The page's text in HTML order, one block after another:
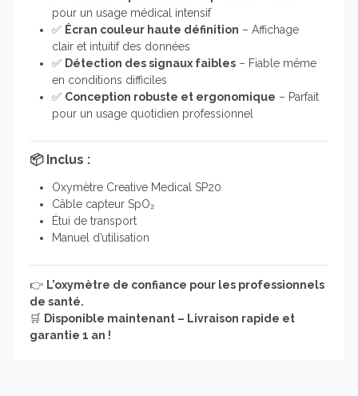
pour un usage médical intensif
✅ Écran couleur haute définition – Affichage
clair et intuitif des données
✅ Détection des signaux faibles – Fiable même
en conditions difficiles
✅ Conception robuste et ergonomique – Parfait
pour un usage quotidien professionnel
📦 Inclus :
Oxymètre Creative Medical SP20
Câble capteur SpO₂
Étui de transport
Manuel d’utilisation
👉 L’oxymètre de confiance pour les professionnels
de santé.
🛒 Disponible maintenant – Livraison rapide et
garantie 1 an !